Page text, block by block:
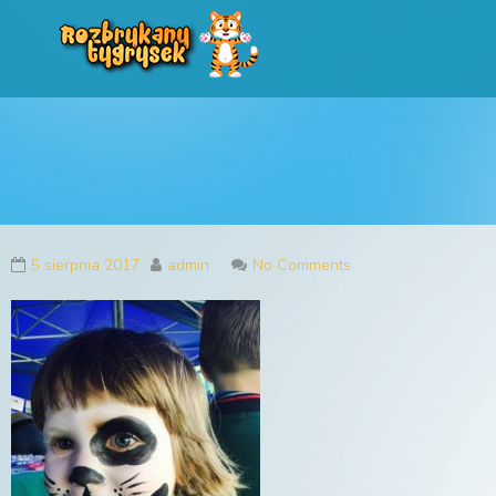
Rozbrykany
Profesjonalne animacje urodzinowe dla dzieci
5 sierpnia 2017 admin No Comments